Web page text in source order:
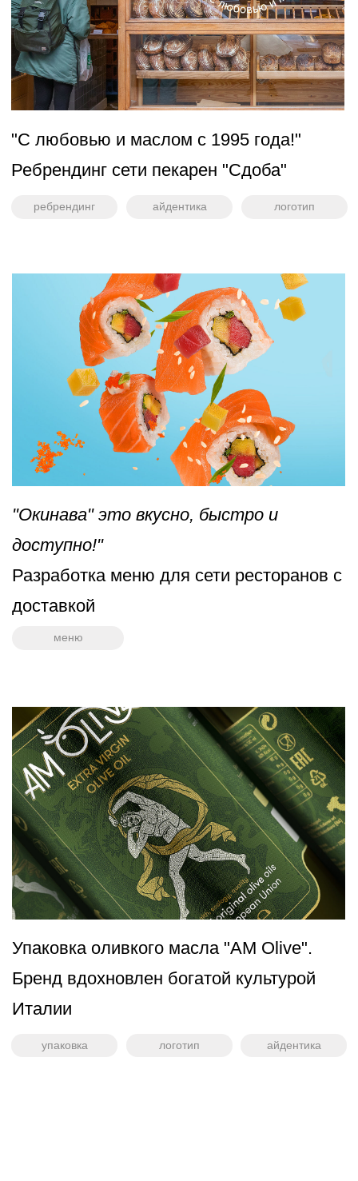
Творожная линейка для "Очень Важная
(проект оформляется)
Коктейли — это просто! Izi bar —
Пицца-паста бар «PIPA» —
волны.